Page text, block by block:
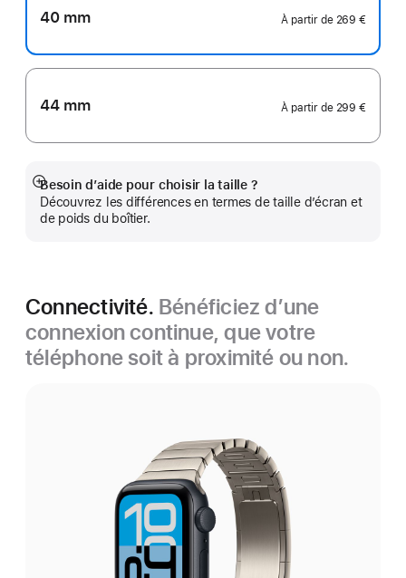
40 mm À partir de 269 €
44 mm À partir de 299 €
Besoin d’aide pour choisir la taille ?
Découvrez les différences en termes de taille d’écran et
de poids du boîtier.
Afficher
plus
Connectivité. Bénéficiez d’une
connexion continue, que votre
téléphone soit à proximité ou non.